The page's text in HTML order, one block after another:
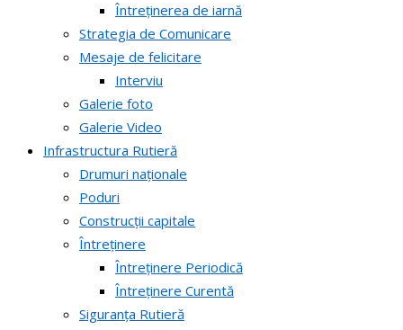
Întreținerea de iarnă
Strategia de Comunicare
Mesaje de felicitare
Interviu
Galerie foto
Galerie Video
Infrastructura Rutieră
Drumuri naționale
Poduri
Construcții capitale
Întreținere
Întreținere Periodică
Întreținere Curentă
Siguranța Rutieră